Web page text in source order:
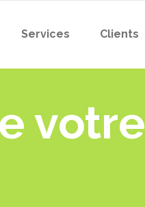
Services Clients
votre